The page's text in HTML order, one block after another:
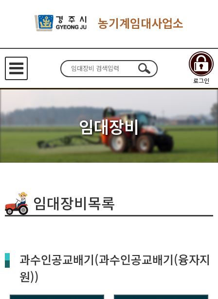
농기계임대사업소
로그인
임대장비
임대장비목록
과수인공교배기(과수인공교배기(융자지
원))